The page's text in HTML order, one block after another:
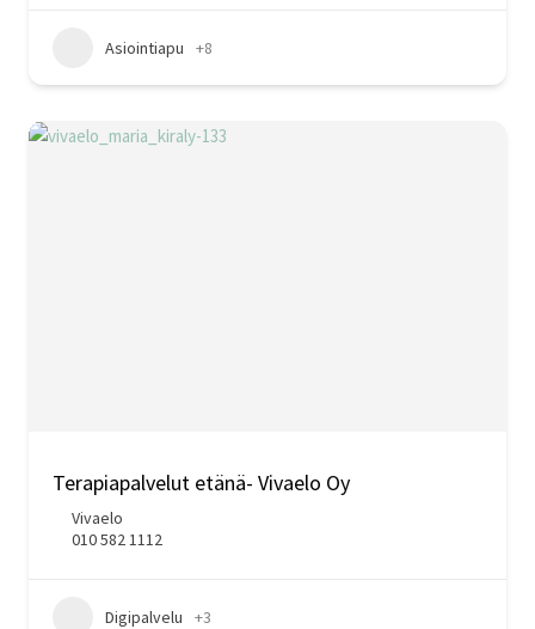
Asiointiapu +8
Terapiapalvelut etänä- Vivaelo Oy
Vivaelo
010 582 1112
Digipalvelu +3